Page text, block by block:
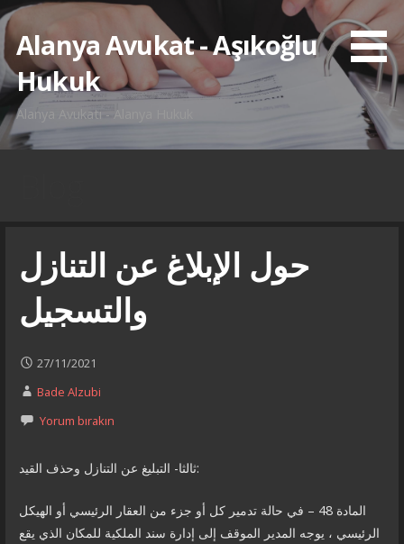
İçeriğe
atlaAlanya Avukat - Aşıkoğlu
Hukuk
Alanya Avukatı - Alanya Hukuk
حول الإبلاغ عن التنازل
والتسجيل
27/11/2021
Bade Alzubi
Yorum bırakın
ثالثا- التبليغ عن التنازل وحذف القيد:
المادة 48 – في حالة تدمير كل أو جزء من العقار الرئيسي أو الهيكل
الرئيسي ، يوجه المدير الموقف إلى إدارة سند الملكية للمكان الذي يقع